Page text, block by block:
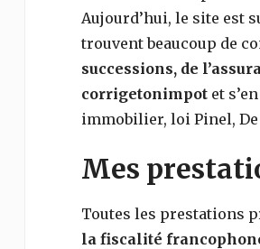
Aujourd’hui, le site est
trouvent beaucoup de
successions, de
corrigetonimpotet
immobilier, loi Pinel,
Mes
Toutes les prestations
la fiscalité